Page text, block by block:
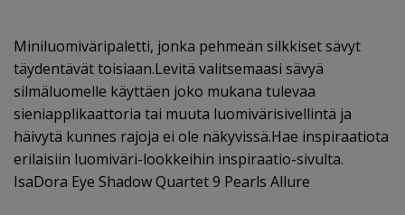
Miniluomiväripaletti, jonka pehmeän silkkiset sävyt
täydentävät toisiaan.Levitä valitsemaasi sävyä
silmäluomelle käyttäen joko mukana tulevaa
sieniapplikaattoria tai muuta luomivärisivellintä ja
häivytä kunnes rajoja ei ole näkyvissä.Hae inspiraatiota
erilaisiin luomiväri-lookkeihin inspiraatio-sivulta.
IsaDora Eye Shadow Quartet 9 Pearls Allure